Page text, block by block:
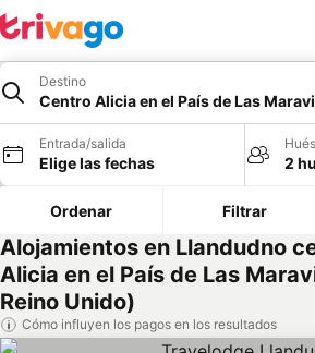
Destino
Centro Alicia en el País de Las
Entrada/salida
Elige las fechas 2
Ordenar Filtrar
Alojamientos en Llandudno
Alicia en el País de Las
Reino Unido)
Cómo influyen los pagos en los resultados